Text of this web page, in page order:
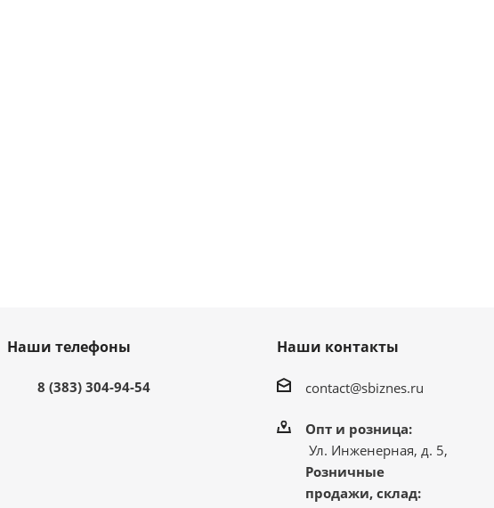
Наши телефоны
8 (383) 304-94-54
Наши контакты
contact@sbiznes.ru
Опт и розница:
Ул. Инженерная, д. 5,
Розничные
продажи, склад: